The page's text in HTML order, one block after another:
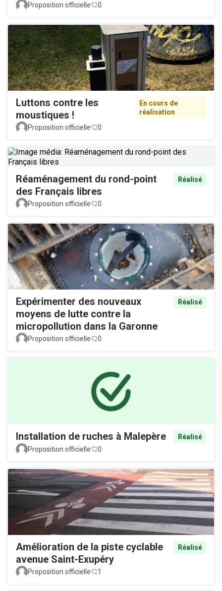
Proposition officielle 0
Luttons contre les
moustiques !
En cours de
réalisation
Proposition officielle
0
Réaménagement du rond-point
des Français libres
Réalisé
Proposition officielle 0
Expérimenter des nouveaux
moyens de lutte contre la
micropollution dans la Garonne
Réalisé
Proposition officielle 0
Installation de ruches à Malepère
Réalisé
Proposition officielle
0
Amélioration de la piste cyclable
avenue Saint-Exupéry
Réalisé
Proposition officielle 1